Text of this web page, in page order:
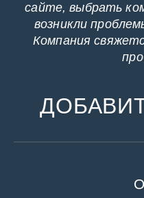
сайте, выбрать
возникли
Компания